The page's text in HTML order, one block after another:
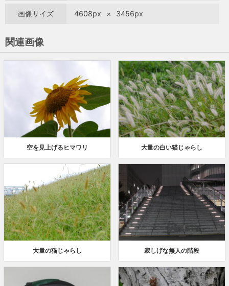
画像サイズ 4608px × 3456px
関連画像
空を見上げるヒマワリ 大量の白い猫じゃらし
大量の猫じゃらし 寂しげな無人の階段